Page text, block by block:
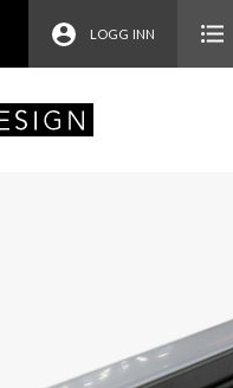
LOGG INN